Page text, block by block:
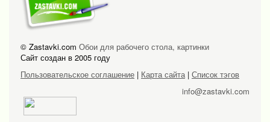
© Zastavki.com Обои для рабочего стола, картинки
Сайт создан в 2005 году
Пользовательское соглашение | Карта сайта| Список тэгов
info@zastavki.com